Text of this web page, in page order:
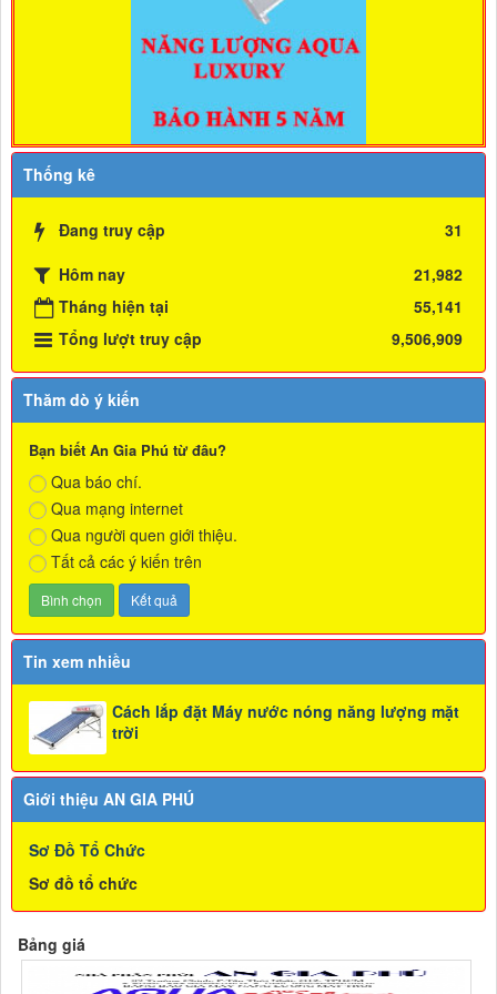
Thống kê
Đang truy cập
31
Hôm nay
21,982
Tháng hiện tại
55,141
Tổng lượt truy cập
9,506,909
Thăm dò ý kiến
Bạn biết An Gia Phú từ đâu?
Qua báo chí.
Qua mạng internet
Qua người quen giới thiệu.
Tất cả các ý kiến trên
Tin xem nhiều
Cách lắp đặt Máy nước nóng năng lượng mặt
trời
Giới thiệu AN GIA PHÚ
Sơ Đồ Tổ Chức
Sơ đồ tổ chức
Bảng giá